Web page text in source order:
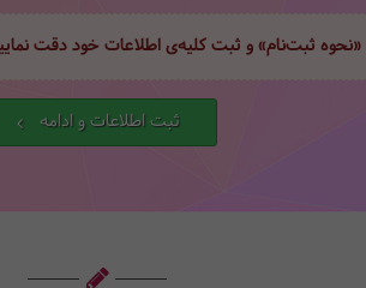
«نحوه ثبت‌نام» و ثبت کلیه‌ی اطلاعات خود دقت
ثبت اطلاعات و ادامه